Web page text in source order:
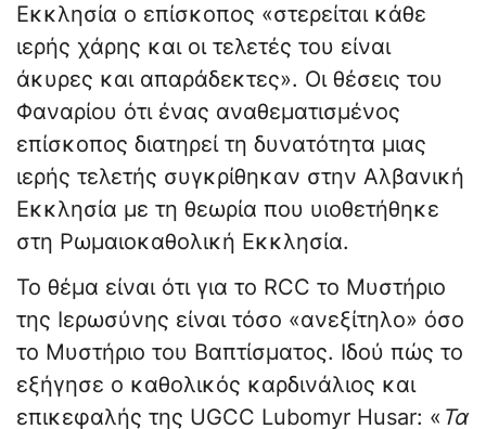
Εκκλησία ο επίσκοπος «στερείται κάθε
ιερής χάρης και οι τελετές του είναι
άκυρες και απαράδεκτες». Οι θέσεις του
Φαναρίου ότι ένας αναθεματισμένος
επίσκοπος διατηρεί τη δυνατότητα μιας
ιερής τελετής συγκρίθηκαν στην Αλβανική
Εκκλησία με τη θεωρία που υιοθετήθηκε
στη Ρωμαιοκαθολική Εκκλησία.
Το θέμα είναι ότι για το RCC το Μυστήριο
της Ιερωσύνης είναι τόσο «ανεξίτηλο» όσο
το Μυστήριο του Βαπτίσματος. Ιδού πώς το
εξήγησε ο καθολικός καρδινάλιος και
επικεφαλής της UGCC Lubomyr Husar: « Τα